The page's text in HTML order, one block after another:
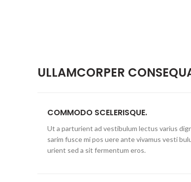
ULLAMCORPER
COMMODO SCELERISQUE.
Ut a parturient ad vestibulum lectus varius
sarim fusce mi pos uere ante vivamus vesti
urient sed a sit fermentum eros.